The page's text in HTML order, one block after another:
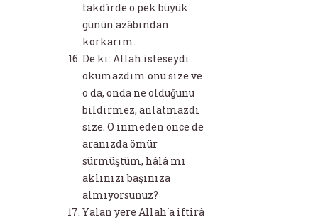
takdîrde o pek büyük
günün azâbından
korkarım.
De ki: Allah isteseydi
okumazdım onu size ve
o da, onda ne olduğunu
bildirmez, anlatmazdı
size. O inmeden önce de
aranızda ömür
sürmüştüm, hâlâ mı
aklınızı başınıza
almıyorsunuz?
Yalan yere Allah´a iftirâ